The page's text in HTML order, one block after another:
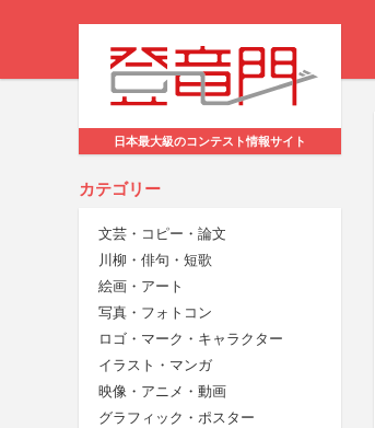
日本最大級のコンテスト情報サイト
カテゴリー
文芸・コピー・論文
川柳・俳句・短歌
絵画・アート
写真・フォトコン
ロゴ・マーク・キャラクター
イラスト・マンガ
映像・アニメ・動画
グラフィック・ポスター